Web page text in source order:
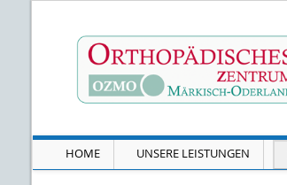
HOME UNSERE LEISTUNGEN